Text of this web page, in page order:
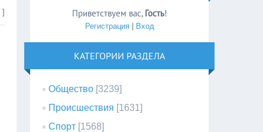
] Приветствуем вас, Гость!
Регистрация| Вход
КАТЕГОРИИ РАЗДЕЛА
Общество [3239]
Происшествия [1631]
Спорт [1568]